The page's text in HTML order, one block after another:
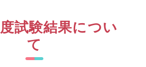
試験結果につい
て